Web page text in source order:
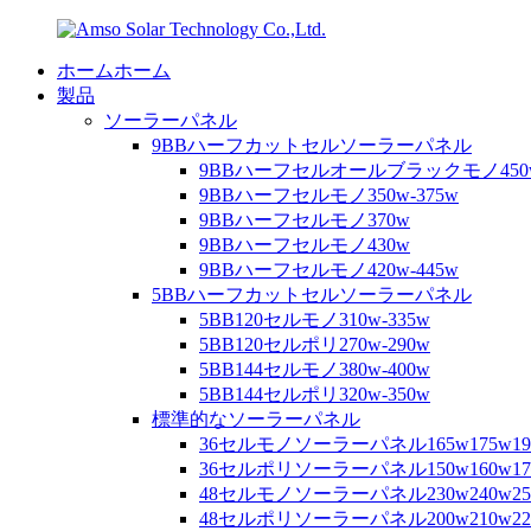
ホームホーム
製品
ソーラーパネル
9BBハーフカットセルソーラーパネル
9BBハーフセルオールブラックモノ
9BBハーフセルモノ350w-375w
9BBハーフセルモノ370w
9BBハーフセルモノ430w
9BBハーフセルモノ420w-445w
5BBハーフカットセルソーラーパネル
5BB120セルモノ310w-335w
5BB120セルポリ270w-290w
5BB144セルモノ380w-400w
5BB144セルポリ320w-350w
標準的なソーラーパネル
36セルモノソーラーパネル
36セルポリソーラーパネル
48セルモノソーラーパネル
48セルポリソーラーパネル